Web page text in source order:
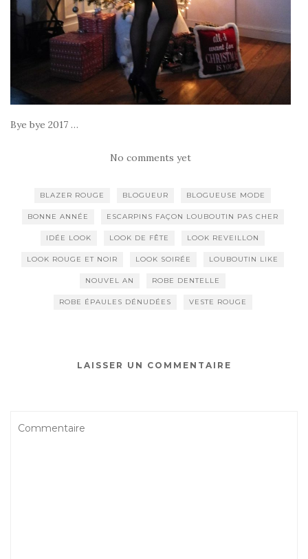
Bye bye 2017 …
No comments yet
BLAZER ROUGE BLOGUEUR BLOGUEUSE MODE
BONNE ANNÉE ESCARPINS FAÇON LOUBOUTIN PAS CHER
IDÉE LOOK LOOK DE FÊTE LOOK REVEILLON
LOOK ROUGE ET NOIR LOOK SOIRÉE LOUBOUTIN LIKE
NOUVEL AN ROBE DENTELLE
ROBE ÉPAULES DÉNUDÉES VESTE ROUGE
LAISSER UN COMMENTAIRE